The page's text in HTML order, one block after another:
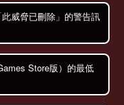
威脅已刪除」的警告訊
Store版）的最低